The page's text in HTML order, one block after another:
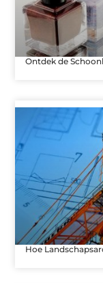
Ontdek de
Hoe